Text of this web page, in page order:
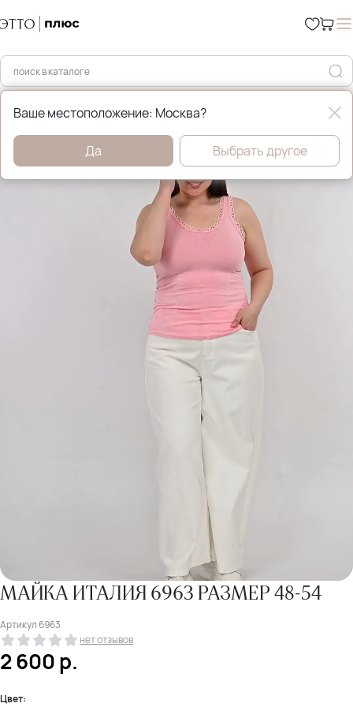
Главная Футболки, майки и топы
МАЙКА ИТАЛИЯ 6963 РАЗМЕР 48-54
Артикул 6963
нет отзывов
2 600р.
Цвет:
Ваше местоположение: Москва?
Да Выбрать другое